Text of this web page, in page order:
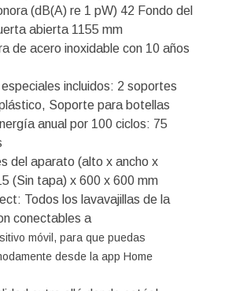
(dB(A) re 1 pW) 42 Fondo del
abierta 1155 mm
de acero inoxidable con 10 años
incluidos: 2 soportes
Soporte para botellas
anual por 100 ciclos: 75
del aparato (alto x ancho x
(Sin tapa) x 600 x 600 mm
Todos los lavavajillas de la
conectables a
móvil, para que puedas
desde la app Home